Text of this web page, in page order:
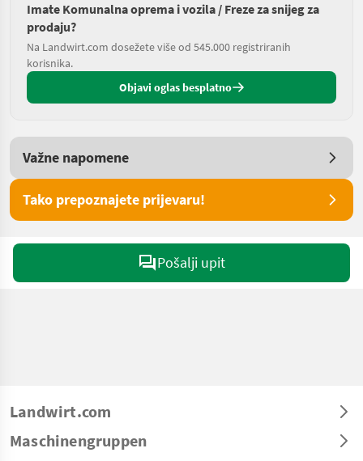
Imate Komunalna oprema i vozila / Freze za snijeg za
prodaju?
Na Landwirt.com dosežete više od 545.000 registriranih
korisnika.
Objavi oglas besplatno
Važne napomene
Tako prepoznajete prijevaru!
Pošalji upit
Landwirt.com
Maschinengruppen